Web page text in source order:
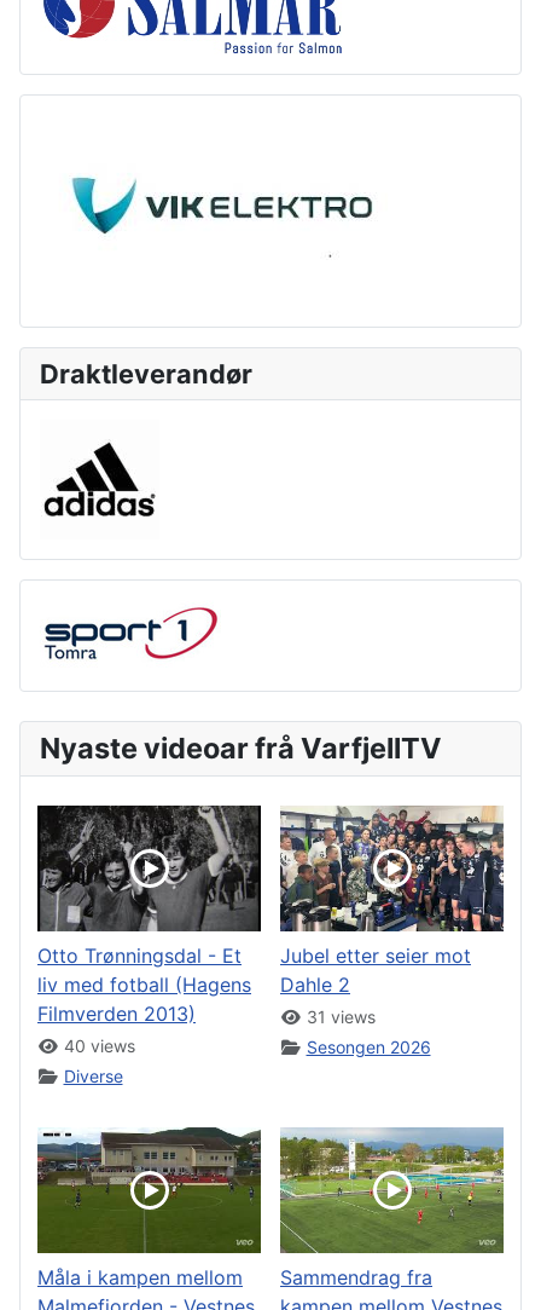
Draktleverandør
Nyaste videoar frå VarfjellTV
Otto Trønningsdal - Et
liv med fotball (Hagens
Filmverden 2013)
40 views
Diverse
Jubel etter seier mot
Dahle 2
31 views
Sesongen 2026
Måla i kampen mellom
Sammendrag fra